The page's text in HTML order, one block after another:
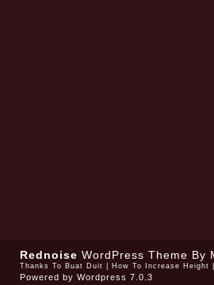
Rednoise WordPress Theme By
Thanks To Buat Duit How To Increase Height
Powered by Wordpress 7.0.3